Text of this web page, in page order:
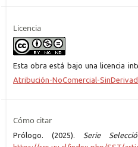
Licencia
Esta obra está bajo una licencia
Atribución-NoComercial-
Cómo citar
Prólogo. (2025). Serie